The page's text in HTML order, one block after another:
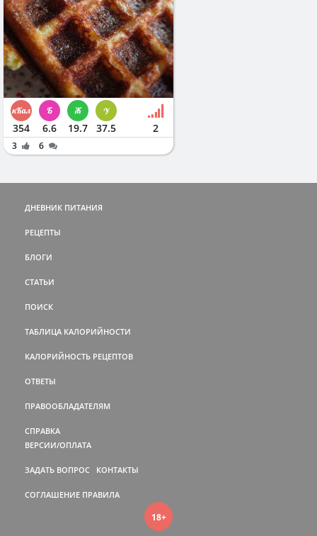
354 6.6 19.7 37.5 2
3 6
ДНЕВНИК ПИТАНИЯ
РЕЦЕПТЫ
БЛОГИ
СТАТЬИ
ПОИСК
ТАБЛИЦА КАЛОРИЙНОСТИ
КАЛОРИЙНОСТЬ РЕЦЕПТОВ
ОТВЕТЫ
ПРАВООБЛАДАТЕЛЯМ
СПРАВКА
ВЕРСИИ/ОПЛАТА
ЗАДАТЬ ВОПРОС КОНТАКТЫ
СОГЛАШЕНИЕ ПРАВИЛА
18+